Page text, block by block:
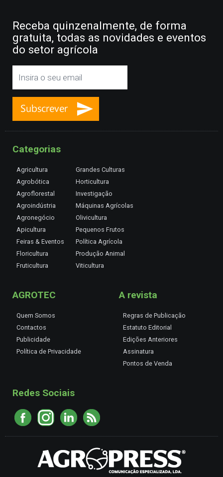
Receba quinzenalmente, de forma
gratuita, todas as novidades e eventos
do setor agrícola
Categorias
Agricultura
Agrobótica
Agroflorestal
Agroindústria
Agronegócio
Apicultura
Feiras & Eventos
Floricultura
Fruticultura
Grandes Culturas
Horticultura
Investigação
Máquinas Agrícolas
Olivicultura
Pequenos Frutos
Política Agrícola
Produção Animal
Viticultura
AGROTEC
Quem Somos
Contactos
Publicidade
Política de Privacidade
A revista
Regras de Publicação
Estatuto Editorial
Edições Anteriores
Assinatura
Pontos de Venda
Redes Sociais